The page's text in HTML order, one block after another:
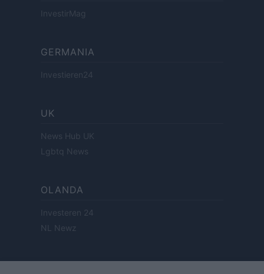
InvestirMag
GERMANIA
Investieren24
UK
News Hub UK
Lgbtq News
OLANDA
Investeren 24
NL Newz